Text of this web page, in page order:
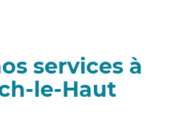
services à
le-Haut